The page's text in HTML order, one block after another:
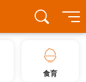
食育